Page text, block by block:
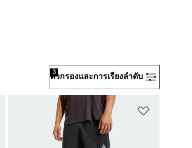
ตัวกรองและการเรียงลําดับ
3
เพิ่มไปยังรายการสินค้าโปรด